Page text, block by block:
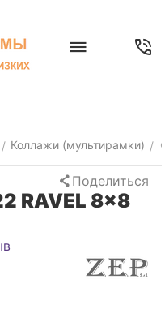
/ Коллажи (мультирамки) /
Поделиться
RAVEL 8x8